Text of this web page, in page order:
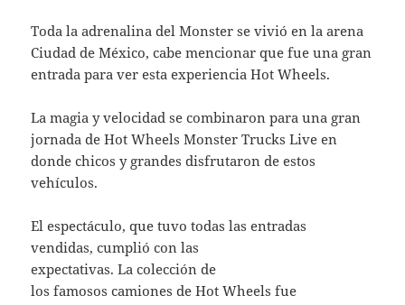
Toda la adrenalina del Monster se vivió en la arena
Ciudad de México, cabe mencionar que fue una gran
entrada para ver esta experiencia Hot Wheels.
La magia y velocidad se combinaron para una gran
jornada de Hot Wheels Monster Trucks Live en
donde chicos y grandes disfrutaron de estos
vehículos.
El espectáculo, que tuvo todas las entradas
vendidas, cumplió con las
expectativas. La colección de
los famosos camiones de Hot Wheels fue